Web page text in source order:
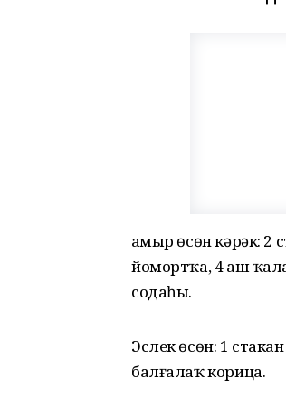
Ҡамыр өсөн кәрәк: 2
йомортҡа, 4 аш
содаһы.
Эслек өсөн: 1
балғалаҡ корица.